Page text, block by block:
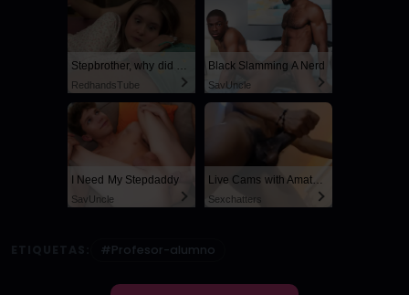
Stepbrother, why did you show me your dick? Now I want to fuck you with my wet pussy
RedhandsTube
Black Slamming A Nerd
SayUncle
I Need My Stepdaddy
SayUncle
Live Cams with Amateur Men
Sexchatters
#Profesor-alumno